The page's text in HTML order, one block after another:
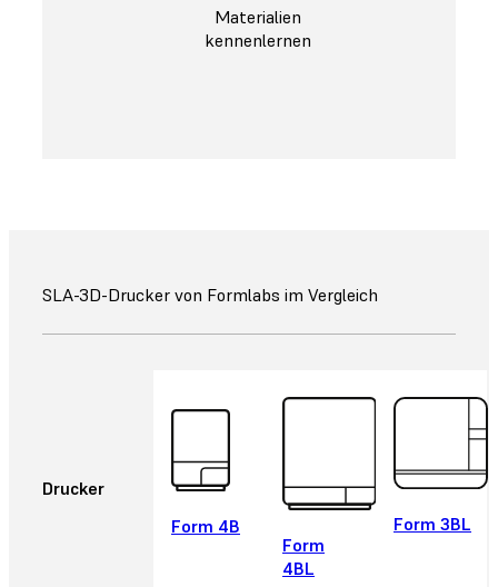
Materialien
kennenlernen
SLA-3D-Drucker von Formlabs im Vergleich
Drucker
Form 4B
Form
4BL
Form 3BL